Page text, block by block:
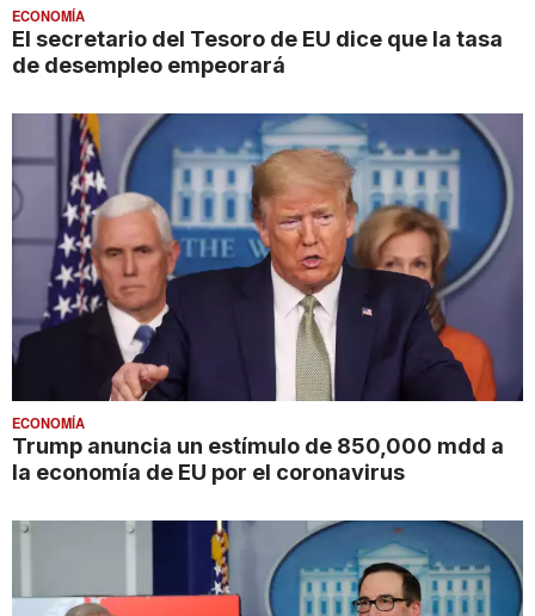
ECONOMÍA
El secretario del Tesoro de EU dice que la tasa
de desempleo empeorará
ECONOMÍA
Trump anuncia un estímulo de 850,000 mdd a
la economía de EU por el coronavirus